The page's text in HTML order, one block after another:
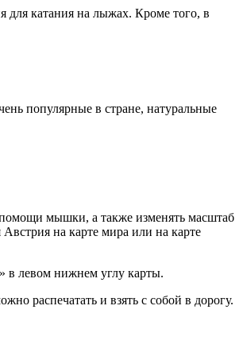
для катания на лыжах. Кроме того, в
популярные в стране, натуральные
мышки, а также изменять масштаб
на карте мира или на карте
в левом нижнем углу карты.
распечатать и взять с собой в дорогу.